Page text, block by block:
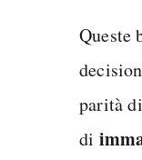
Queste
parità
di